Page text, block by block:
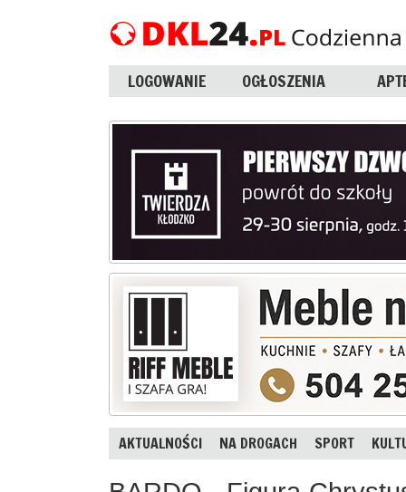
LOGOWANIE OGŁOSZENIA
AKTUALNOŚCI NA DROGACH SPORT